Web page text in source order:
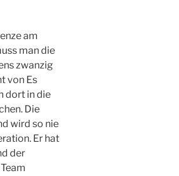
am
man die
zwanzig
von Es
dort in die
Die
wird so nie
Er hat
der